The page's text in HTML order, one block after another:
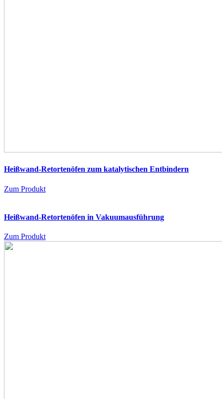
Heißwand-Retortenöfen zum katalytischen Entbindern
Zum Produkt
Heißwand-Retortenöfen in Vakuumausführung
Zum Produkt